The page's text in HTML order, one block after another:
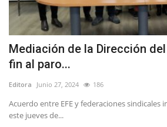
Mediación de la Dirección
fin al paro...
Editora Junio 27, 2024 186
Acuerdo entre EFE y federaciones sindicales
este jueves de...